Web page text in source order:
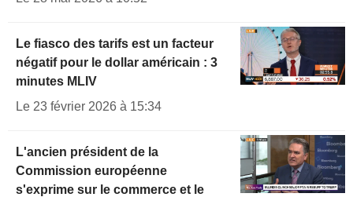
Le fiasco des tarifs est un facteur
négatif pour le dollar américain : 3
minutes MLIV
Le 23 février 2026 à 15:34
L'ancien président de la
Commission européenne
s'exprime sur le commerce et le